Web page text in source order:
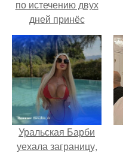
по истечению двух
дней принёс
ощутимый
результат.
Уральская Барби
уехала заграницу,